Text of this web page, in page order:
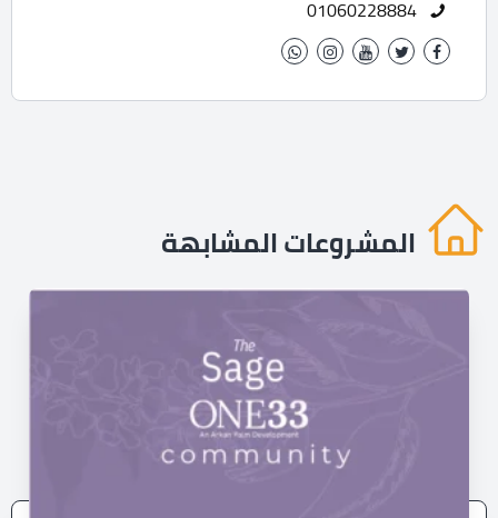
01060228884
المشروعات المشابهة